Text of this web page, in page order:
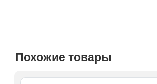
Похожие товары